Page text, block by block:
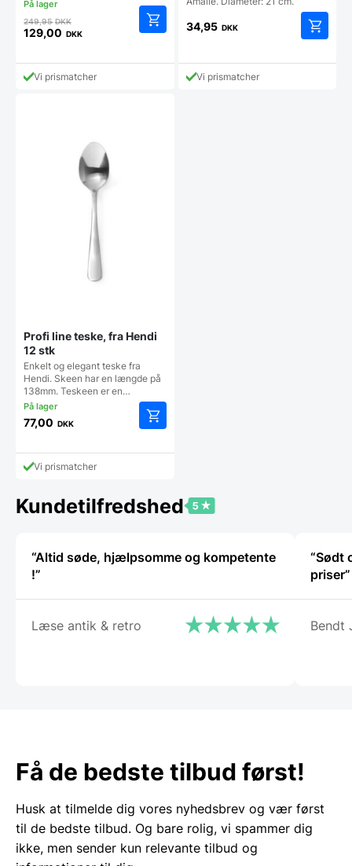
249,95DKKDen
oprindelige
var:
249,95 DKK.
129,00 DKK
aktuelle
prisVi prismatcher
34,95 DKK
Vi prismatcher
Profi line teske, fra Hendi
12 stk
Enkelt og elegant teske fra
Hendi. Skeen har en længde på
138mm. Teskeen er en…
77,00 DKK
Vi prismatcher
Kundetilfredshed
“Altid søde, hjælpsomme og kompetente
!”
Læse antik & retro
“Sødt
priser”
Bendt
Få de bedste tilbud først!
Husk at tilmelde dig vores nyhedsbrev og vær først
til de bedste tilbud. Og bare rolig, vi spammer dig
ikke, men sender kun relevante tilbud og